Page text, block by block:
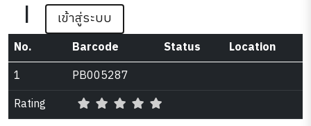
| เข้าสู่ระบบ
No. Barcode Status
Location
1
PB005287
Rating